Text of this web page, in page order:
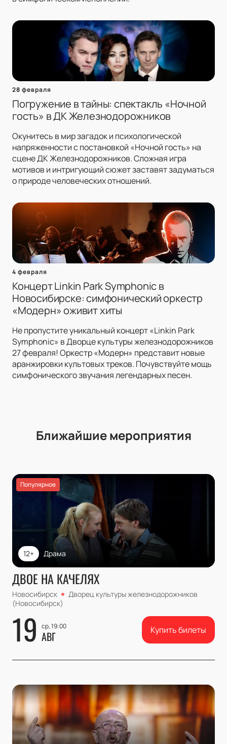
28 февраля
Погружение в тайны: спектакль «Ночной
гость» в ДК Железнодорожников
Окунитесь в мир загадок и психологической
напряженности с постановкой «Ночной гость» на
сцене ДК Железнодорожников. Сложная игра
мотивов и интригующий сюжет заставят задуматься
о природе человеческих отношений.
4 февраля
Концерт Linkin Park Symphonic в
Новосибирске: симфонический оркестр
«Модерн» оживит хиты
Не пропустите уникальный концерт «Linkin Park
Symphonic» в Дворце культуры железнодорожников
27 февраля! Оркестр «Модерн» представит новые
аранжировки культовых треков. Почувствуйте мощь
симфонического звучания легендарных песен.
Ближайшие мероприятия
Популярное
Драма
12+
ДВОЕ НА КАЧЕЛЯХ
Новосибирск
Дворец культуры железнодорожников
(Новосибирск)
19 ср, 19:00
АВГ Купить билеты